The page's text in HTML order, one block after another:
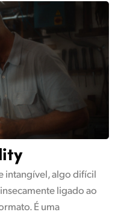
intangível, algo difícil
ligado ao
É uma